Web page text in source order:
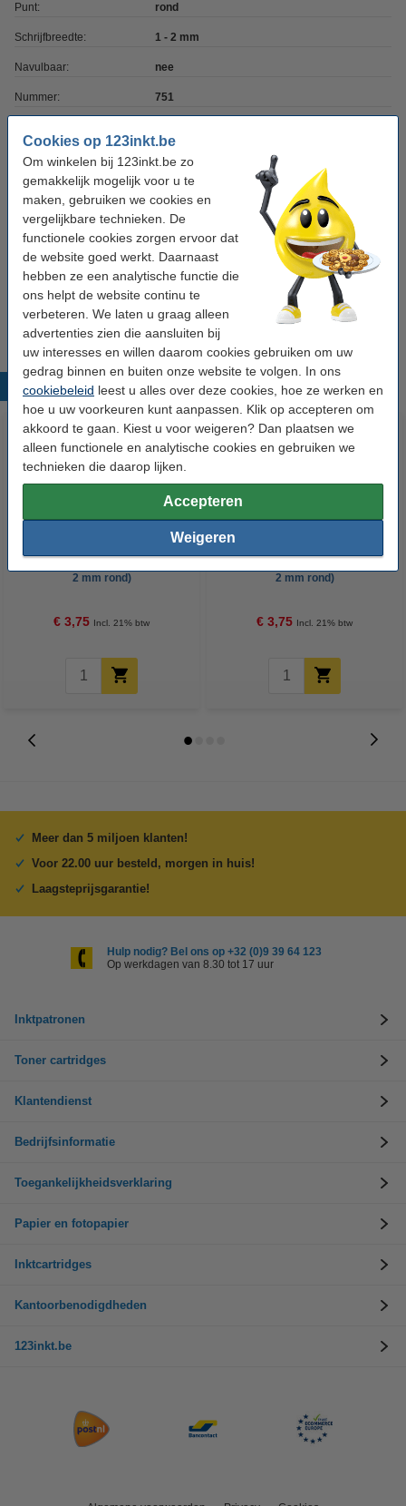
Cookies op 123inkt.be
Om winkelen bij 123inkt.be zo
gemakkelijk mogelijk voor u te
maken, gebruiken we cookies en
vergelijkbare technieken. De
functionele cookies zorgen ervoor dat
de website goed werkt. Daarnaast
hebben ze een analytische functie die
ons helpt de website continu te
verbeteren. We laten u graag alleen
advertenties zien die aansluiten bij
uw interesses en willen daarom cookies gebruiken om uw
gedrag binnen en buiten onze website te volgen. In ons
cookiebeleid leest u alles over deze cookies, hoe ze werken en
hoe u uw voorkeuren kunt aanpassen. Klik op accepteren om
akkoord te gaan. Kiest u voor weigeren? Dan plaatsen we
alleen functionele en analytische cookies en gebruiken we
technieken die daarop lijken.
Accepteren
Weigeren
Punt: rond
Schrijfbreedte: 1 - 2 mm
Navulbaar: nee
Nummer: 751
Winstpakker!
Aanbieding: 10x Edding 751 lakmarker blauw (1
- 2 mm rond)
Tip: reservepunten meebestellen
Edding 751 reservepunten (10 stuks)
€ 6,95
Populaire producten
Edding 751 lakmarker zwart (1 -
2 mm rond)
€ 3,75 Incl. 21% btw
Edding 751 lakmarker rood (1 -
2 mm rond)
€ 3,75 Incl. 21% btw
Meer dan 5 miljoen klanten!
Voor 22.00 uur besteld, morgen in huis!
Laagsteprijsgarantie!
Hulp nodig? Bel ons op +32 (0)9 39 64 123
Op werkdagen van 8.30 tot 17 uur
Inktpatronen
Toner cartridges
Klantendienst
Bedrijfsinformatie
Toegankelijkheidsverklaring
Papier en fotopapier
Inktcartridges
Kantoorbenodigdheden
123inkt.be